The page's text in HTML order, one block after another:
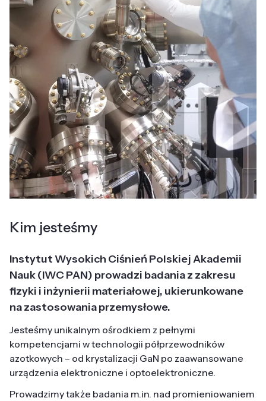
Kim jesteśmy
Instytut Wysokich Ciśnień Polskiej Akademii
Nauk (IWC PAN) prowadzi badania z zakresu
fizyki i inżynierii materiałowej, ukierunkowane
na zastosowania przemysłowe.
Jesteśmy unikalnym ośrodkiem z pełnymi
kompetencjami w technologii półprzewodników
azotkowych – od krystalizacji GaN po zaawansowane
urządzenia elektroniczne i optoelektroniczne.
Prowadzimy także badania m.in. nad promieniowaniem